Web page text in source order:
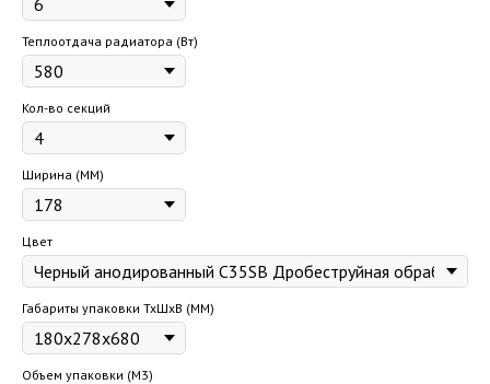
Теплоотдача радиатора (Вт)
Кол-во секций
Ширина (ММ)
Цвет
Габариты упаковки ТхШхВ (ММ)
Объем упаковки (М3)